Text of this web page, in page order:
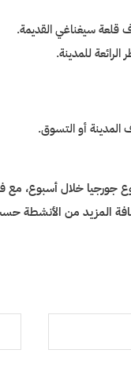
قلعة سيغناغي القديمة.
للمدينة.
المدينة أو التسوق.
خلال أسبوع، مع
المزيد من الأنشطة